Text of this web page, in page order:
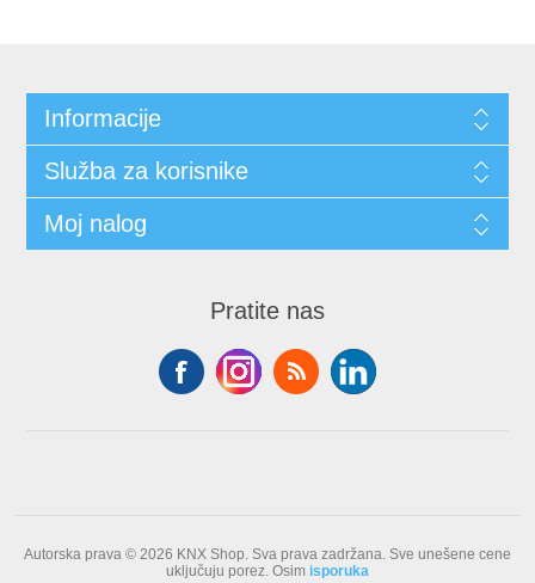
Informacije
Služba za korisnike
Moj nalog
Pratite nas
Autorska prava © 2026 KNX Shop. Sva prava zadržana. Sve unešene cene
uključuju porez. Osim isporuka